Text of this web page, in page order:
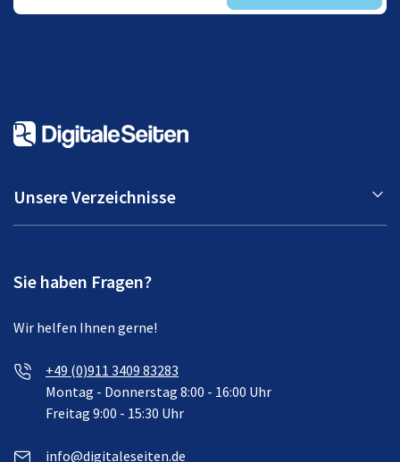
Unsere Verzeichnisse
Sie haben Fragen?
Wir helfen Ihnen gerne!
+49 (0)911 3409 83283
Montag - Donnerstag 8:00 - 16:00 Uhr
Freitag 9:00 - 15:30 Uhr
info@digitaleseiten.de